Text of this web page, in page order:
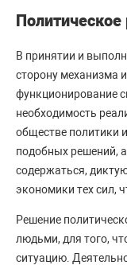
В принятии и
сторону механизма
функционирование
необходимость
обществе политики
подобных решений,
содержаться,
экономики тех сил,
Решение
людьми, для того,
ситуацию.